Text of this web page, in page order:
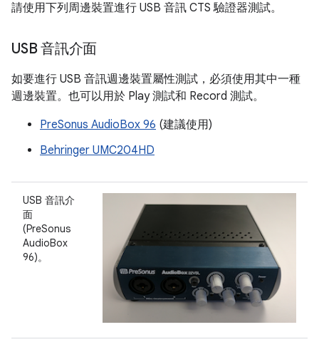
請使用下列周邊裝置進行 USB 音訊 CTS 驗證器測試。
USB 音訊介面
如要進行 USB 音訊週邊裝置屬性測試，必須使用其中一種
週邊裝置。也可以用於 Play 測試和 Record 測試。
PreSonus AudioBox 96 (建議使用)
Behringer UMC204HD
USB 音訊介
面
(PreSonus
AudioBox
96)。